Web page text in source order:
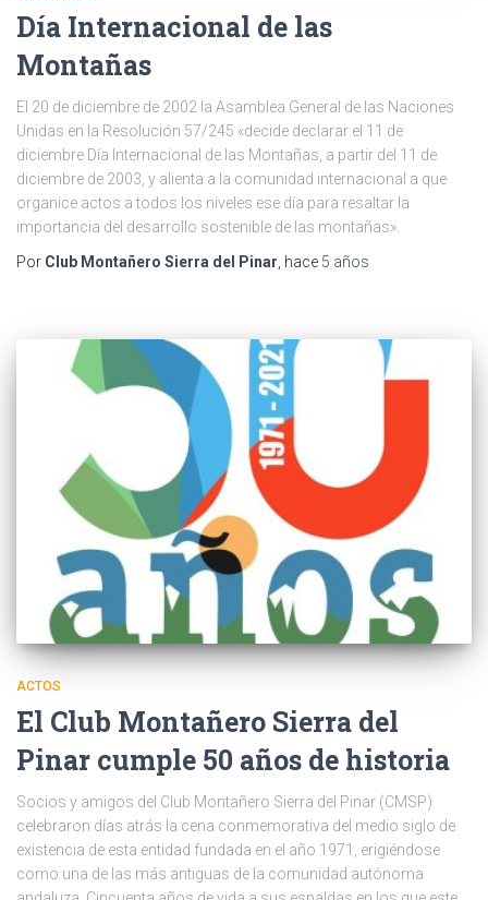
Día Internacional de las
Montañas
El 20 de diciembre de 2002 la Asamblea General de las Naciones
Unidas en la Resolución 57/245 «decide declarar el 11 de
diciembre Día Internacional de las Montañas, a partir del 11 de
diciembre de 2003, y alienta a la comunidad internacional a que
organice actos a todos los niveles ese día para resaltar la
importancia del desarrollo sostenible de las montañas».​
Por Club Montañero Sierra del Pinar , hace 5 años
ACTOS
El Club Montañero Sierra del
Pinar cumple 50 años de historia
Socios y amigos del Club Montañero Sierra del Pinar (CMSP)
celebraron días atrás la cena conmemorativa del medio siglo de
existencia de esta entidad fundada en el año 1971, erigiéndose
como una de las más antiguas de la comunidad autónoma